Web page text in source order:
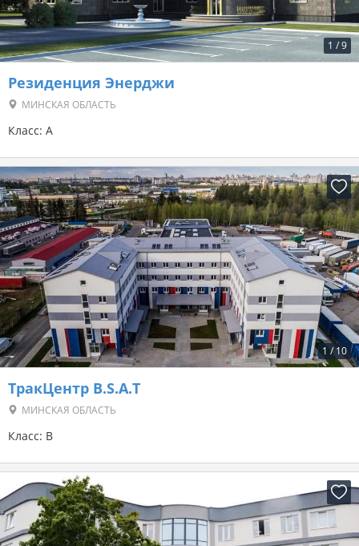
1 /9
Резиденция Энерджи
МИНСКАЯ ОБЛАСТЬ
Класс: A
1 / 10
ТракЦентр B.S.A.T
МИНСКАЯ ОБЛАСТЬ
Класс: B